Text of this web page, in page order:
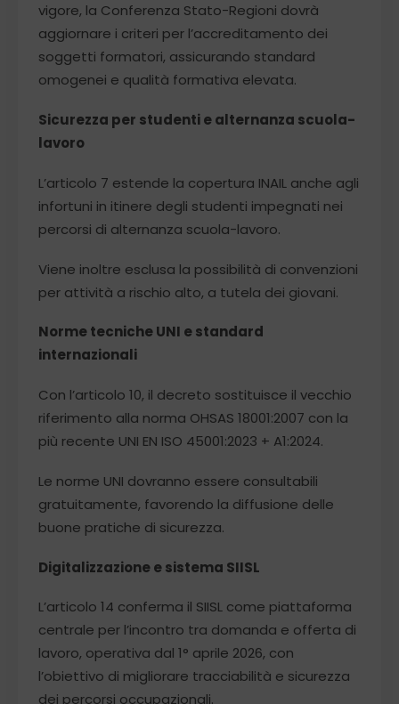
vigore, la Conferenza Stato-Regioni dovrà
aggiornare i criteri per l’accreditamento dei
soggetti formatori, assicurando standard
omogenei e qualità formativa elevata.
Sicurezza per studenti e alternanza scuola-
lavoro
L’articolo 7 estende la copertura INAIL anche agli
infortuni in itinere degli studenti impegnati nei
percorsi di alternanza scuola-lavoro.
Viene inoltre esclusa la possibilità di convenzioni
per attività a rischio alto, a tutela dei giovani.
Norme tecniche UNI e standard
internazionali
Con l’articolo 10, il decreto sostituisce il vecchio
riferimento alla norma OHSAS 18001:2007 con la
più recente UNI EN ISO 45001:2023 + A1:2024.
Le norme UNI dovranno essere consultabili
gratuitamente, favorendo la diffusione delle
buone pratiche di sicurezza.
Digitalizzazione e sistema SIISL
L’articolo 14 conferma il SIISL come piattaforma
centrale per l’incontro tra domanda e offerta di
lavoro, operativa dal 1° aprile 2026, con
l’obiettivo di migliorare tracciabilità e sicurezza
dei percorsi occupazionali.